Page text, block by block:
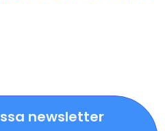
newsletter